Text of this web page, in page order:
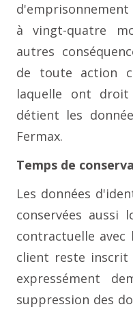
d'emprisonnement
à vingt-quatre
autres
de toute action
laquelle ont
détient les
Fermax.
Temps de
Les données
conservées aussi
contractuelle
client reste inscrit
expressément
suppression des